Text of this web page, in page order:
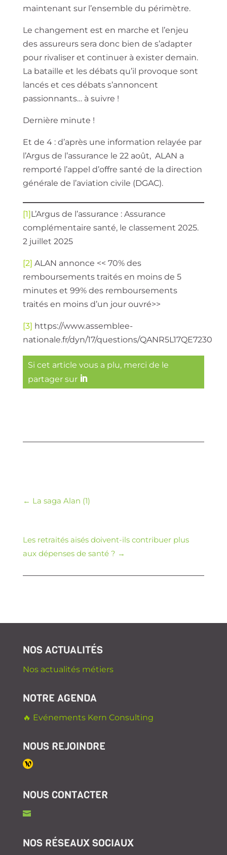
maintenant sur l’ensemble du périmètre.
Le changement est en marche et l’enjeu
des assureurs sera donc bien de s’adapter
pour rivaliser et continuer à exister demain.
La bataille et les débats qu’il provoque sont
lancés et ces débats s’annoncent
passionnants… à suivre !
Dernière minute !
Et de 4 : d’après une information relayée par
l’Argus de l’assurance le 22 août, ALAN a
remporté l’appel d’offre santé de la direction
générale de l’aviation civile (DGAC).
[1]L’Argus de l’assurance : Assurance
complémentaire santé, le classement 2025.
2 juillet 2025
[2] ALAN annonce << 70% des
remboursements traités en moins de 5
minutes et 99% des remboursements
traités en moins d’un jour ouvré>>
[3] https://www.assemblee-
nationale.fr/dyn/17/questions/QANR5L17QE7230
Si cet article vous a plu, merci de le
partager sur
← La saga Alan (1)
Les retraités aisés doivent-ils contribuer plus
aux dépenses de santé ? →
NOS ACTUALITÉS
Nos actualités métiers
NOTRE AGENDA
🔥 Evénements Kern Consulting
NOUS REJOINDRE
NOUS CONTACTER
NOS RÉSEAUX SOCIAUX